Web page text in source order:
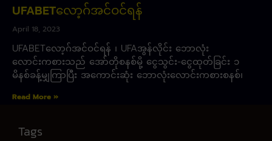
UFABETလော့ဂ်အင်ဝင်ရန်
April 18, 2023
UFABETလော့ဂ်အင်ဝင်ရန် ၊ UFAအွန်လိုင်း ဘောလုံး
လောင်းကစားသည် အော်တိုစနစ်မို့ ငွေသွင်း-ငွေထုတ်ခြင်း ၁
မိနစ်ခန့်မျှကြာပြီး အကောင်းဆုံး ဘောလုံးလောင်းကစားစနစ်၊
Read More »
Tags